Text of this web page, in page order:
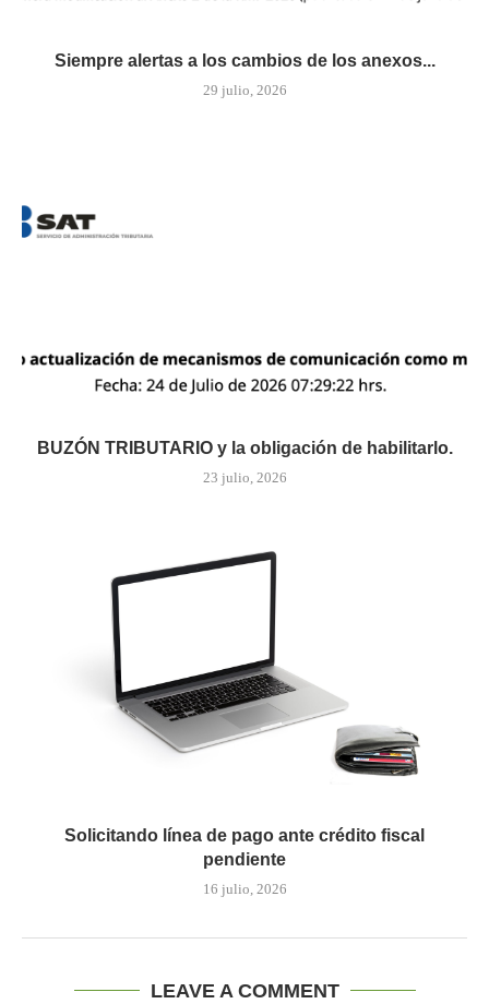
Siempre alertas a los cambios de los anexos...
29 julio, 2026
BUZÓN TRIBUTARIO y la obligación de habilitarlo.
23 julio, 2026
Solicitando línea de pago ante crédito fiscal
pendiente
16 julio, 2026
LEAVE A COMMENT